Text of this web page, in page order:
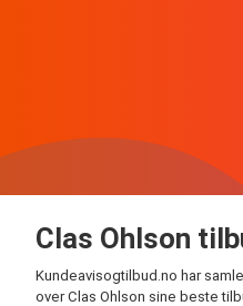
Clas Ohlson
Kundeavisogtilbud.no har
over Clas Ohlson sine beste